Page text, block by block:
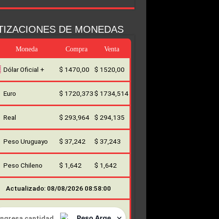
DE MONEDAS
Moneda Compra Venta
Dólar Oficial + $ 1470,00 $ 1520,00
Euro $ 1720,373$ 1734,514
Real $ 293,964 $ 294,135
Peso Uruguayo $ 37,242 $ 37,243
Peso Chileno $ 1,642 $ 1,642
Actualizado: 08/08/2026 08:58:00